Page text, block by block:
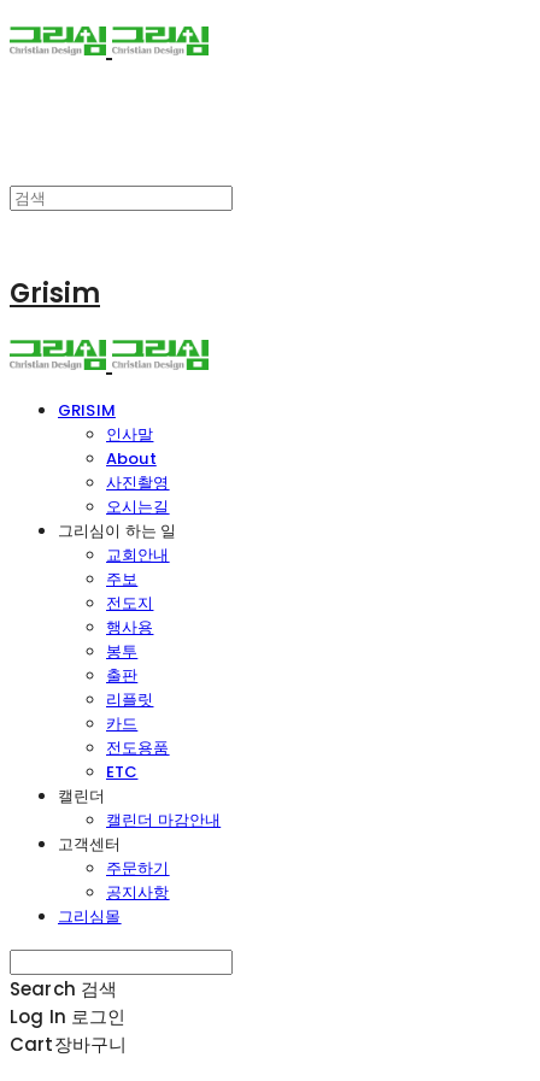
Grisim
GRISIM
인사말
About
사진촬영
오시는길
그리심이 하는 일
교회안내
주보
전도지
행사용
봉투
출판
리플릿
카드
전도용품
ETC
캘린더
캘린더 마감안내
고객센터
주문하기
공지사항
그리심몰
Search 검색
Log In 로그인
Cart장바구니